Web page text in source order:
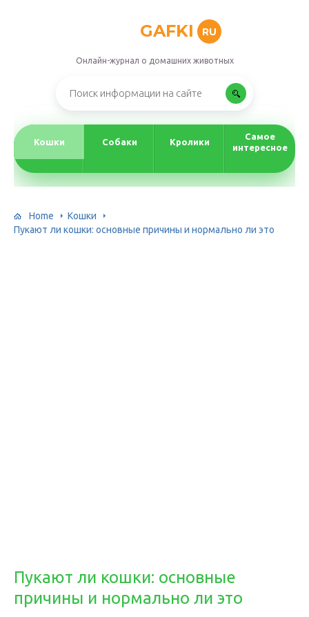
GAFKI RU
Онлайн-журнал о домашних животных
Кошки Собаки Кролики
Самое
интересное
Home
Кошки
Пукают ли кошки: основные причины и нормально ли это
Пукают ли кошки: основные
причины и нормально ли это